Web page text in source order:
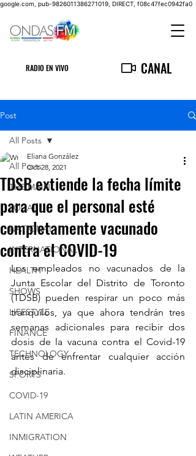
google.com, pub-9826011386271019, DIRECT, f08c47fec0942fa0
RADIO EN VIVO CANAL
Post
All Posts
THE MAIN
LOCAL
NATIONAL
INTERNATIONAL
HEALTH
SHOWS
LIFESTYLE
FINANCE
TECHNOLOGY
SPORTS
COVID-19
LATIN AMERICA
INMIGRATION
All Posts
TDSB extiende la fecha límite
para que el personal esté
completamente vacunado
contra el COVID-19
Eliana González
Oct 28, 2021
Los empleados no vacunados de la
Junta Escolar del Distrito de Toronto
(TDSB) pueden respirar un poco más
tranquilos, ya que ahora tendrán tres
semanas adicionales para recibir dos
dosis de la vacuna contra el Covid-19
antes de enfrentar cualquier acción
disciplinaria.